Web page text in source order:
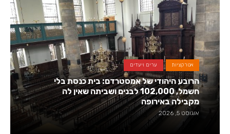
אטרקציות ערים ויעדים
הרובע היהודי של אמסטרדם: בית כנסת בלי
חשמל, 102,000 לבנים ושביתה שאין לה
מקבילה באירופה
אוגוסט 5, 2026